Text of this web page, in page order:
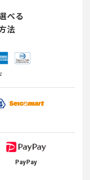
べる
法
PayPay